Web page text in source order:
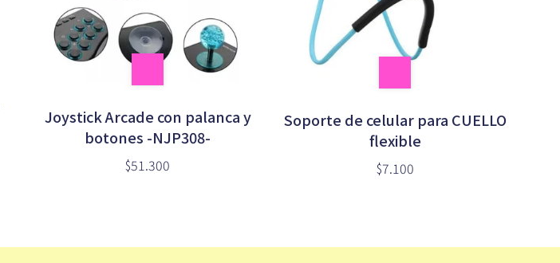
Joystick Arcade con palanca y
botones -NJP308-
$51.300
Soporte de celular para CUELLO
flexible
$7.100